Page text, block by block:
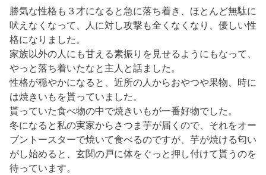
勝気な性格も３才になると急に落ち着き、ほとんど無駄に
吠えなくなって、人に対し攻撃も全くなくなり、優しい性
格になりました。
家族以外の人にも甘える素振りを見せるようにもなって、
やっと落ち着いたなと主人と話ました。
性格が穏やかになると、近所の人からおやつや果物、時に
は焼きいもを貰っていました。
貰っていた食べ物の中で焼きいもが一番好物でした。
冬になると私の実家からさつま芋が届くので、それをオー
ブントースターで焼いて食べるのですが、芋が焼ける匂い
がし始めると、玄関の戸に体をぐっと押し付けて貰うのを
待っています。